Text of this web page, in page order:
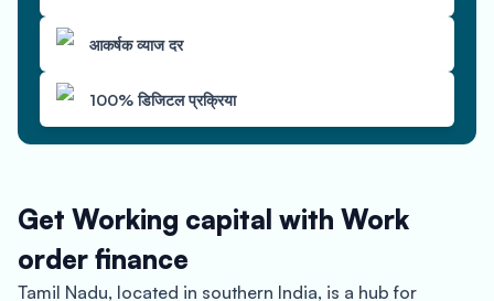
आकर्षक व्याज दर
100% डिजिटल प्रक्रिया
Get Working capital with Work
order finance
Tamil Nadu, located in southern India, is a hub for